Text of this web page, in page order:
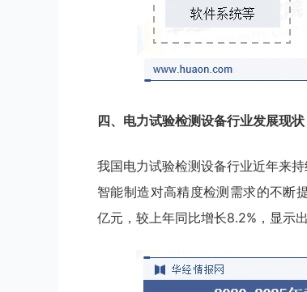
四、 电力试验检测设备行业发展现状
我国电力试验检测设备行业近年来
智能制造对高精度检测需求的不断
亿元，较上年同比增长8.2%，显示